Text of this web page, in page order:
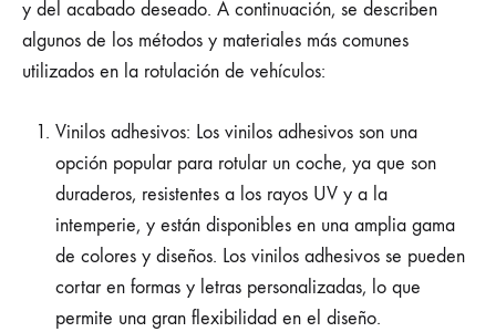
y del acabado deseado. A continuación, se describen
algunos de los métodos y materiales más comunes
utilizados en la rotulación de vehículos:
Vinilos adhesivos: Los vinilos adhesivos son una
opción popular para rotular un coche, ya que son
duraderos, resistentes a los rayos UV y a la
intemperie, y están disponibles en una amplia gama
de colores y diseños. Los vinilos adhesivos se pueden
cortar en formas y letras personalizadas, lo que
permite una gran flexibilidad en el diseño.